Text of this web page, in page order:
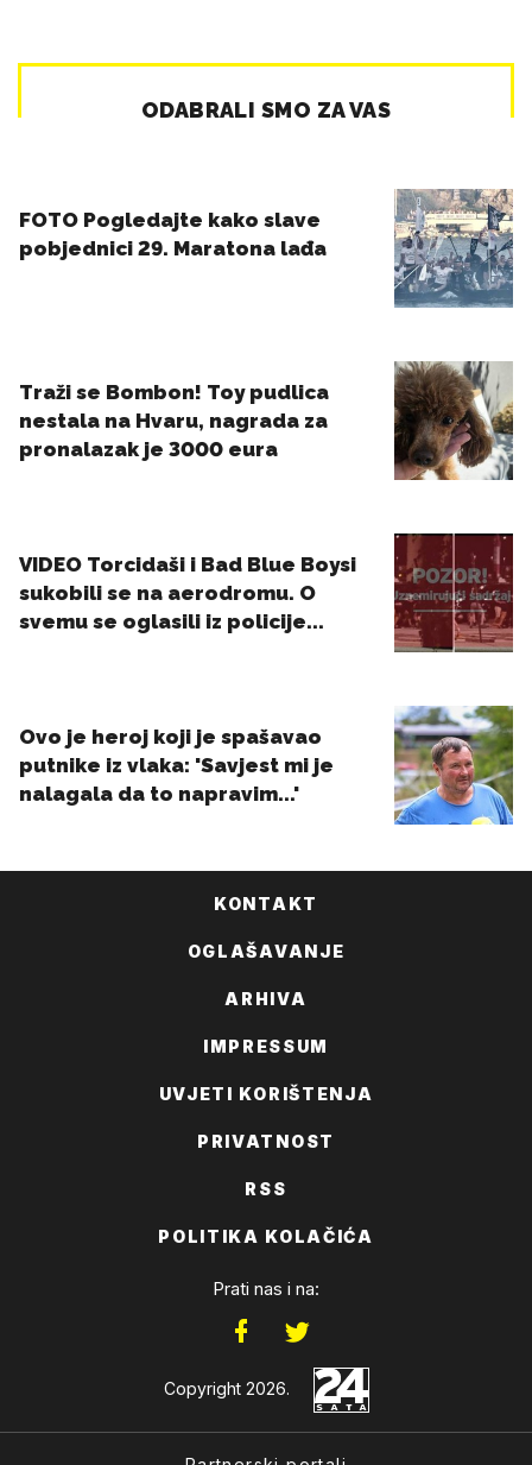
KONTAKT
OGLAŠAVANJE
ARHIVA
IMPRESSUM
UVJETI KORIŠTENJA
PRIVATNOST
RSS
POLITIKA KOLAČIĆA
Prati nas i na:
Copyright 2026.